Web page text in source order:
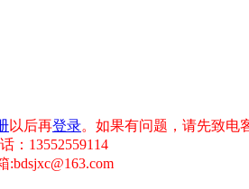
以后再登录。如果有问题，请先致电
：13552559114
:bdsjxc@163.com